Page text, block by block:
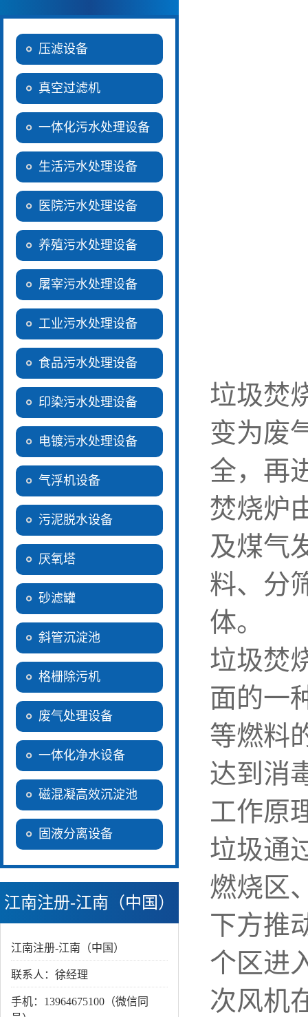
压滤设备
真空过滤机
一体化污水处理设备
生活污水处理设备
医院污水处理设备
养殖污水处理设备
屠宰污水处理设备
工业污水处理设备
食品污水处理设备
印染污水处理设备
电镀污水处理设备
气浮机设备
污泥脱水设备
厌氧塔
砂滤罐
斜管沉淀池
格栅除污机
废气处理设备
一体化净水设备
磁混凝高效沉淀池
固液分离设备
江南注册-江南（中国）
江南注册-江南（中国）
联系人：徐经理
手机：13964675100（微信同
垃圾焚
变为废
全，再
焚烧炉
及煤气
料、分
体。
垃圾焚
面的一
等燃料
达到消
工作原
垃圾通
燃烧区
下方推
个区进
次风机